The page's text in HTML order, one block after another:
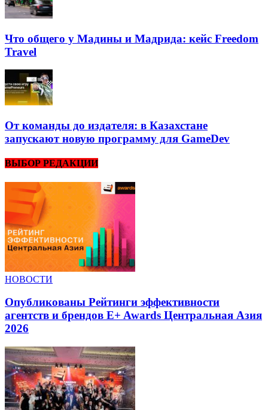
Что общего у Мадины и Мадрида: кейс Freedom
Travel
От команды до издателя: в Казахстане
запускают новую программу для GameDev
ВЫБОР РЕДАКЦИИ
НОВОСТИ
Опубликованы Рейтинги эффективности
агентств и брендов E+ Awards Центральная Азия
2026